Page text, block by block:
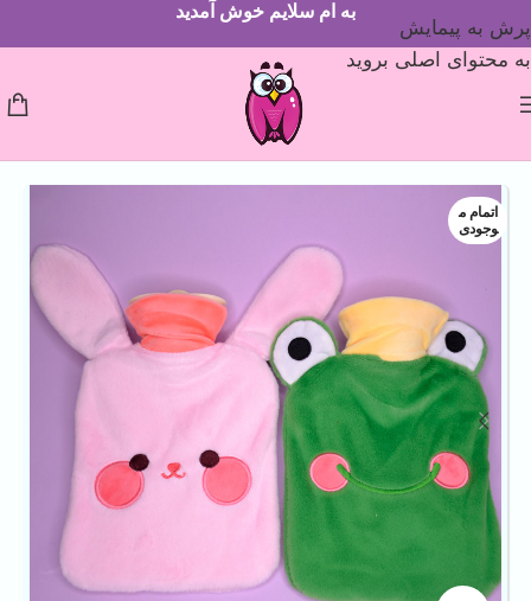
پرش به پیمایش
به محتوای اصلی بروید
به ام سلایم خوش آمدید
اتمام م
وجودی